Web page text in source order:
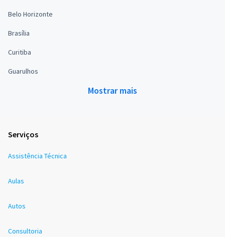
Belo Horizonte
Brasília
Curitiba
Guarulhos
Mostrar mais
Serviços
Assistência Técnica
Aulas
Autos
Consultoria